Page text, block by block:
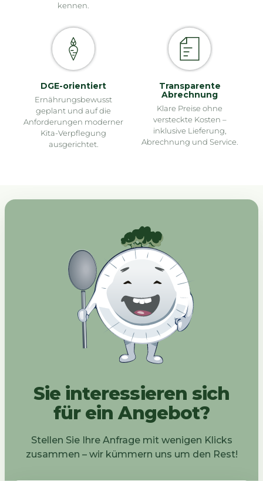
kennen.
DGE-orientiert
Ernährungsbewusst
geplant und auf die
Anforderungen moderner
Kita-Verpflegung
ausgerichtet.
Transparente
Abrechnung
Klare Preise ohne
versteckte Kosten –
inklusive Lieferung,
Abrechnung und Service.
Sie interessieren sich
für ein Angebot?
Stellen Sie Ihre Anfrage mit wenigen Klicks
zusammen – wir kümmern uns um den Rest!